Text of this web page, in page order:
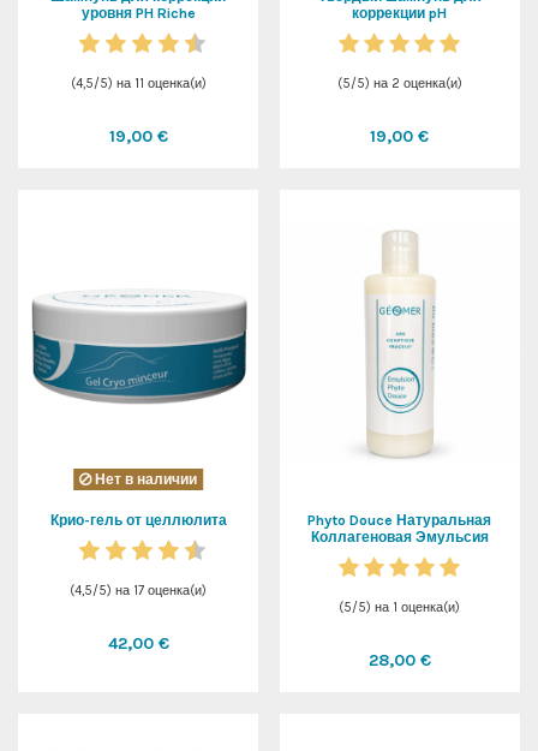
уровня PH Riche
(4,5/5) на 11 оценка(и)
19,00 €
коррекции pH
(5/5) на 2 оценка(и)
19,00 €
Нет в наличии
Крио-гель от целлюлита
(4,5/5) на 17 оценка(и)
42,00 €
Phyto Douce Натуральная
Коллагеновая Эмульсия
(5/5) на 1 оценка(и)
28,00 €